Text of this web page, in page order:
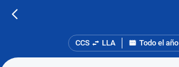
CCS LLA Todo el año